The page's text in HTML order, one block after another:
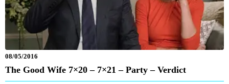
08/05/2016
The Good Wife 7×20 – 7×21 – Party – Verdict